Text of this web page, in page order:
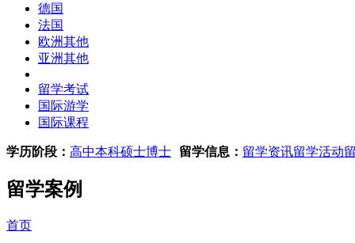
德国
法国
欧洲其他
亚洲其他
留学考试
国际游学
国际课程
学历阶段： 高中本科硕士博士 留学信息： 留学资讯留学活动
留学案例
首页